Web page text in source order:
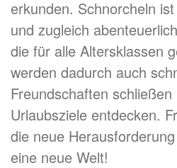
erkunden. Schnorcheln
und zugleich
die für alle Altersklassen
werden dadurch auch
Freundschaften
Urlaubsziele entdecken.
die neue
eine neue Welt!